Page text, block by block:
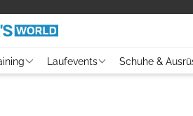
Laufevents Schuhe &